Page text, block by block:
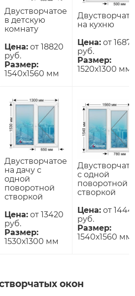
Двустворчатое
в детскую
комнату
Цена: от 18820
руб.
Размер:
1540х1560 мм
на кухню
Цена: от
руб.
Размер:
1520х1300 мм
Двустворчатое
на дачу с
одной
поворотной
створкой
Цена: от 13420
руб.
Размер:
1530х1300 мм
с одной
поворотной
створкой
Цена: от
руб.
Размер:
1540х1560 мм
окон